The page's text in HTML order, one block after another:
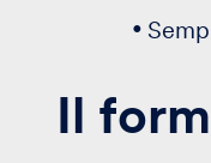
Il